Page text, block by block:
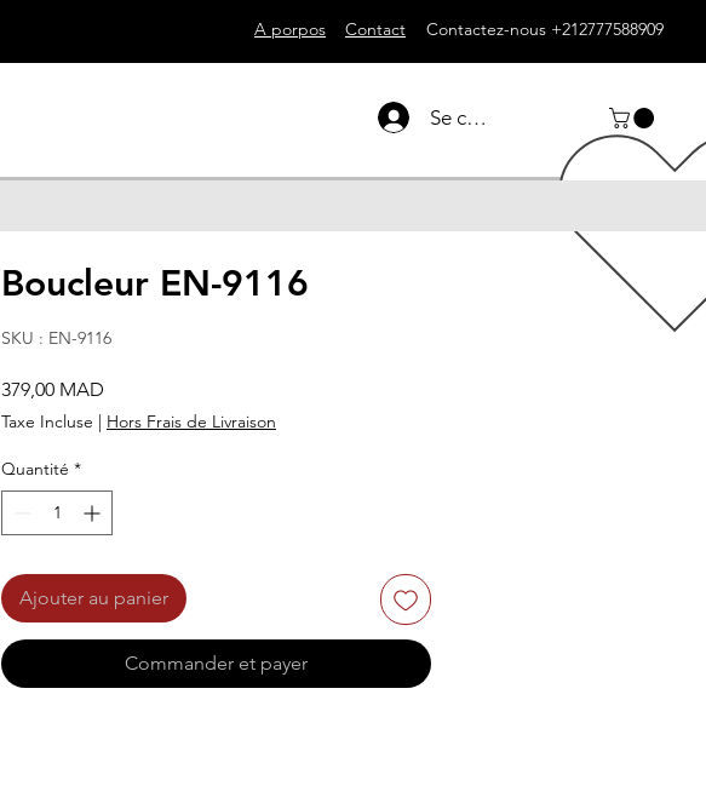
A porpos Contact Contactez-nous +212777588909
Se connecter
Boucleur EN-9116
SKU : EN-9116
379,00 MAD
Taxe Incluse | Hors Frais de Livraison
Quantité *
Ajouter au panier
Commander et payer